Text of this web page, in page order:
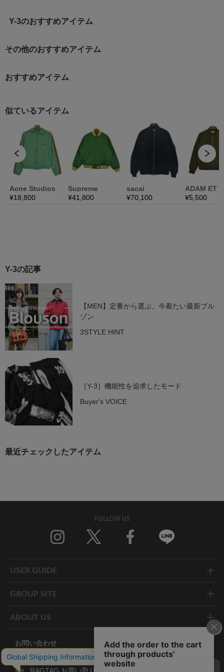
Y-3のおすすめアイテム
その他のおすすめアイテム
おすすめアイテム
Y-3の記事
【MEN】定番から選ぶ、今着たい最新ブル
ゾン
3STYLE HINT
［Y-3］機能性を追求したモード
Buyer's VOICE
最近チェックしたアイテム
FOLLOW US
USER GUIDE
GROUP SITE
ABOUT US
お問い合わせ
RAGTAG お買い取りサイト